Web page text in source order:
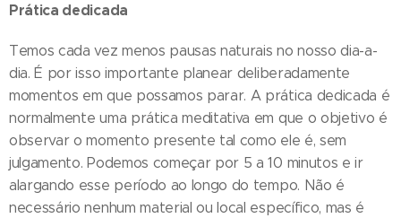
Prática dedicada
Temos cada vez menos pausas naturais no nosso dia-a-
dia. É por isso importante planear deliberadamente
momentos em que possamos parar. A prática dedicada é
normalmente uma prática meditativa em que o objetivo é
observar o momento presente tal como ele é, sem
julgamento. Podemos começar por 5 a 10 minutos e ir
alargando esse período ao longo do tempo. Não é
necessário nenhum material ou local específico, mas é